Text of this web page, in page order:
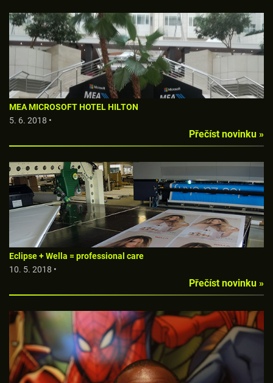
MEA MICROSOFT HOTEL HILTON
5. 6. 2018 •
Přečíst novinku »
Eclipse + Wella = professional care
10. 5. 2018 •
Přečíst novinku »